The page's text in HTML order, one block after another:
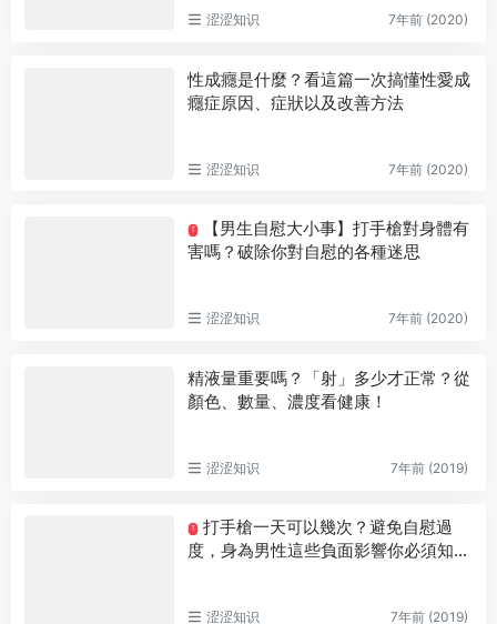
涩涩知识 7年前 (2020)
性成癮是什麼？看這篇一次搞懂性愛成
癮症原因、症狀以及改善方法
涩涩知识 7年前 (2020)
T
【男生自慰大小事】打手槍對身體有
害嗎？破除你對自慰的各種迷思
涩涩知识 7年前 (2020)
精液量重要嗎？「射」多少才正常？從
顏色、數量、濃度看健康！
涩涩知识 7年前 (2019)
T
打手槍一天可以幾次？避免自慰過
度，身為男性這些負面影響你必須知
涩涩知识 7年前 (2019)